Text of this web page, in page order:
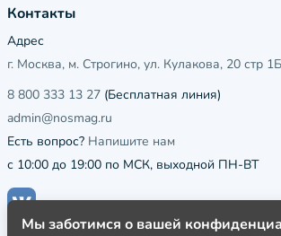
Контакты
Адрес
г. Москва, м. Строгино, ул. Кулакова, 20 стр 1Б
8 800 333 13 27 (Бесплатная линия)
admin@nosmag.ru
Есть вопрос? Напишите нам
с 10:00 до 19:00 по МСК, выходной ПН-ВТ
Мы заботимся о вашей